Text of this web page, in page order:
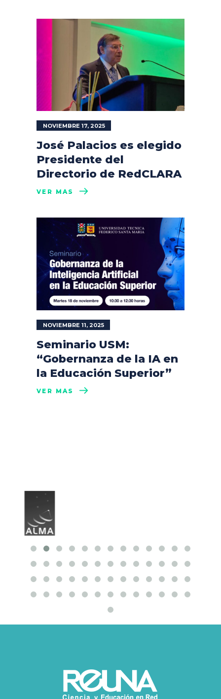
NOVIEMBRE 17, 2025
José Palacios es elegido
Presidente del
Directorio de RedCLARA
VER MÁS
NOVIEMBRE 11, 2025
Seminario USM:
“Gobernanza de la IA en
la Educación Superior”
VER MÁS